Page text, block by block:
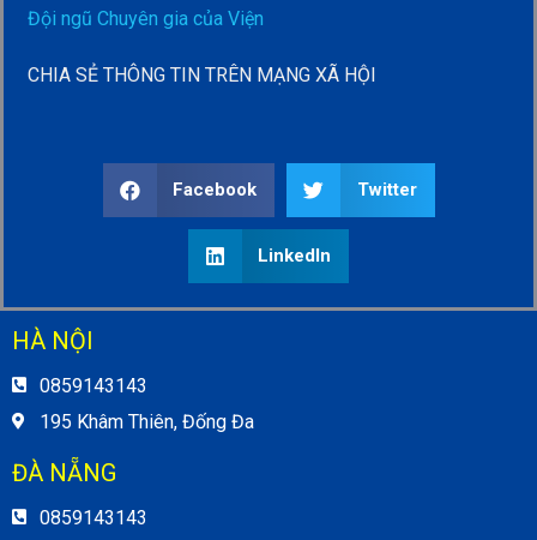
Đội ngũ Chuyên gia của Viện
CHIA SẺ THÔNG TIN TRÊN MẠNG XÃ HỘI
Facebook Twitter
LinkedIn
HÀ NỘI
0859143143
195 Khâm Thiên, Đống Đa
ĐÀ NẴNG
0859143143